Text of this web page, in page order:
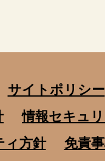
サイトポリシー
情報セキュ
ィ方針
免責